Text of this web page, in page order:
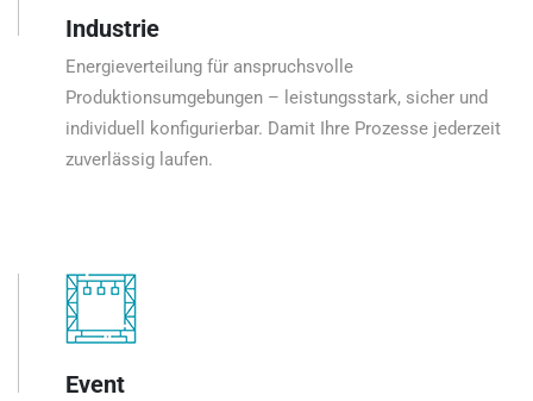
Industrie
Energieverteilung für anspruchsvolle
Produktionsumgebungen – leistungsstark, sicher und
individuell konfigurierbar. Damit Ihre Prozesse jederzeit
zuverlässig laufen.
Event